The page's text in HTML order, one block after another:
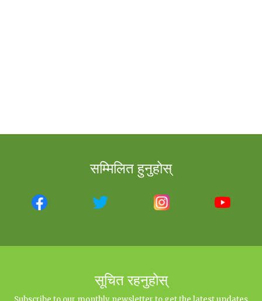
सम्मिलित हुनुहोस्
सूचित रहनुहोस्